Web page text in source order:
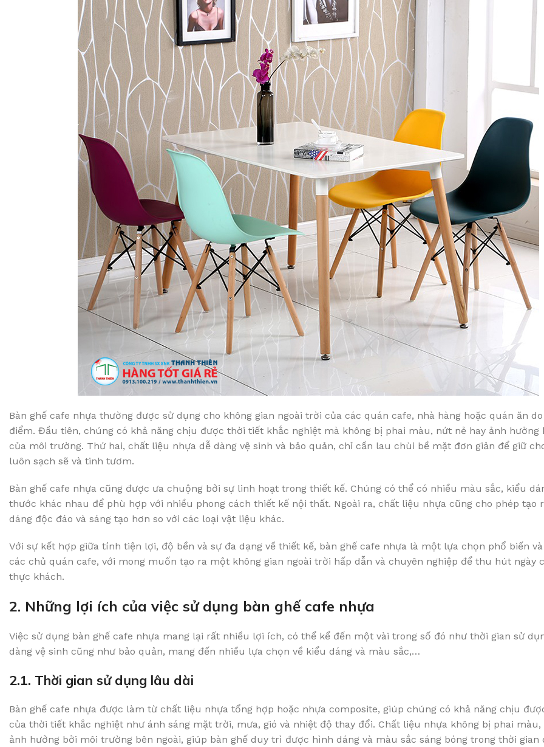
Bàn ghế cafe nhựa thường được sử dụng cho không gian ngoài trời của các quán cafe, nhà hàng hoặc quán ăn
điểm. Đầu tiên, chúng có khả năng chịu được thời tiết khắc nghiệt mà không bị phai màu, nứt nẻ hay ảnh hưởng
của môi trường. Thứ hai, chất liệu nhựa dễ dàng vệ sinh và bảo quản, chỉ cần lau chùi bề mặt đơn giản để giữ
luôn sạch sẽ và tinh tươm.
Bàn ghế cafe nhựa cũng được ưa chuộng bởi sự linh hoạt trong thiết kế. Chúng có thể có nhiều màu sắc, kiểu
thước khác nhau để phù hợp với nhiều phong cách thiết kế nội thất. Ngoài ra, chất liệu nhựa cũng cho phép tạo
dáng độc đáo và sáng tạo hơn so với các loại vật liệu khác.
Với sự kết hợp giữa tính tiện lợi, độ bền và sự đa dạng về thiết kế, bàn ghế cafe nhựa là một lựa chọn phổ biến
các chủ quán cafe, với mong muốn tạo ra một không gian ngoài trời hấp dẫn và chuyên nghiệp để thu hút ngày
thực khách.
2. Những lợi ích của việc sử dụng bàn ghế cafe nhựa
Việc sử dụng bàn ghế cafe nhựa mang lại rất nhiều lợi ích, có thể kể đến một vài trong số đó như thời gian sử
dàng vệ sinh cũng như bảo quản, mang đến nhiều lựa chọn về kiểu dáng và màu sắc,…
2.1. Thời gian sử dụng lâu dài
Bàn ghế cafe nhựa được làm từ chất liệu nhựa tổng hợp hoặc nhựa composite, giúp chúng có khả năng chịu
của thời tiết khắc nghiệt như ánh sáng mặt trời, mưa, gió và nhiệt độ thay đổi. Chất liệu nhựa không bị phai màu,
ảnh hưởng bởi môi trường bên ngoài, giúp bàn ghế duy trì được hình dáng và màu sắc sáng bóng trong thời gian